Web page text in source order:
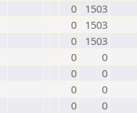
0
1503
0
1503
0
1503
0
0
0
0
0
0
0
0